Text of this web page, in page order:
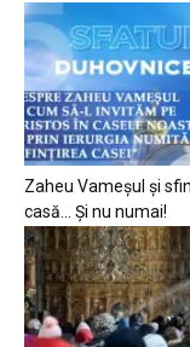
Zaheu Vameșul și
casă… Și nu numai!